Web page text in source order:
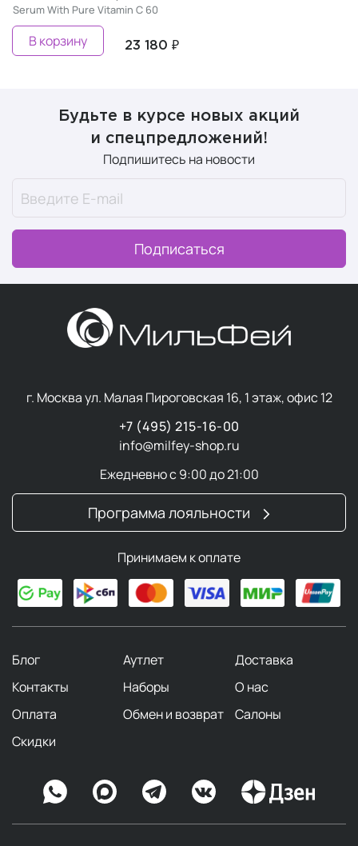
Serum With Pure Vitamin C 60
23 180 ₽
В корзину
Будьте в курсе новых акций
и спецпредложений!
Подпишитесь на новости
Подписаться
г. Москва ул. Малая Пироговская 16, 1 этаж, офис 12
+7 (495) 215-16-00
info@milfey-shop.ru
Ежедневно с 9:00 до 21:00
Программа лояльности
Принимаем к оплате
Блог Аутлет
Доставка
Контакты
Наборы
О нас
Оплата
Обмен и возврат
Салоны
Скидки